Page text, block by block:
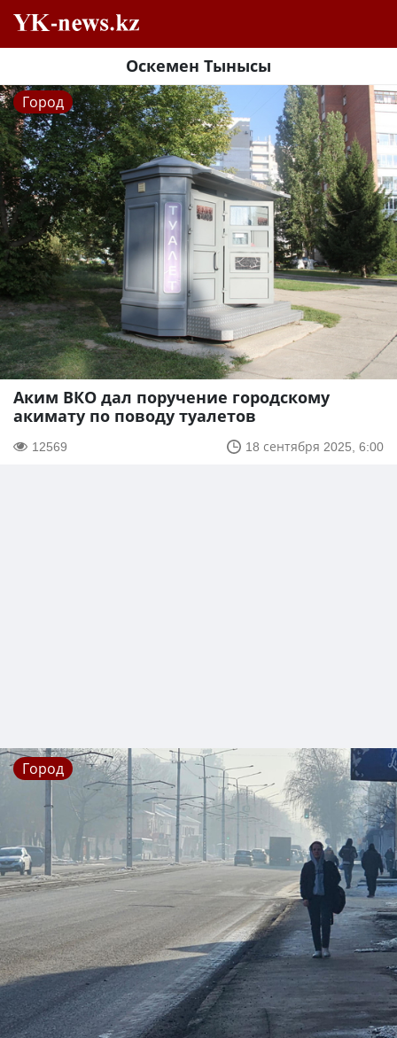
Оскемен Тынысы
Город
Аким ВКО дал поручение городскому
акимату по поводу туалетов
12569 18 сентября 2025, 6:00
Город